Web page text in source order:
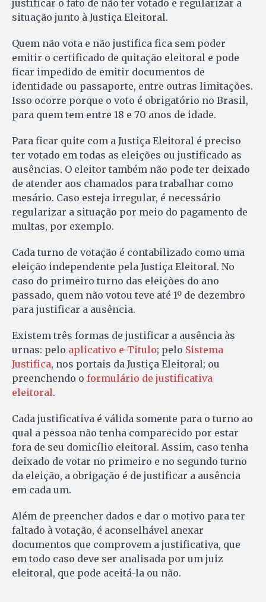
justificar o fato de não ter votado e regularizar a
situação junto à Justiça Eleitoral.
Quem não vota e não justifica fica sem poder
emitir o certificado de quitação eleitoral e pode
ficar impedido de emitir documentos de
identidade ou passaporte, entre outras limitações.
Isso ocorre porque o voto é obrigatório no Brasil,
para quem tem entre 18 e 70 anos de idade.
Para ficar quite com a Justiça Eleitoral é preciso
ter votado em todas as eleições ou justificado as
ausências. O eleitor também não pode ter deixado
de atender aos chamados para trabalhar como
mesário. Caso esteja irregular, é necessário
regularizar a situação por meio do pagamento de
multas, por exemplo.
Cada turno de votação é contabilizado como uma
eleição independente pela Justiça Eleitoral. No
caso do primeiro turno das eleições do ano
passado, quem não votou teve até 1º de dezembro
para justificar a ausência.
Existem três formas de justificar a ausência às
urnas: pelo aplicativo e-Titulo; pelo Sistema
Justifica, nos portais da Justiça Eleitoral; ou
preenchendo o formulário de justificativa
eleitoral.
Cada justificativa é válida somente para o turno ao
qual a pessoa não tenha comparecido por estar
fora de seu domicílio eleitoral. Assim, caso tenha
deixado de votar no primeiro e no segundo turno
da eleição, a obrigação é de justificar a ausência
em cada um.
Além de preencher dados e dar o motivo para ter
faltado à votação, é aconselhável anexar
documentos que comprovem a justificativa, que
em todo caso deve ser analisada por um juiz
eleitoral, que pode aceitá-la ou não.